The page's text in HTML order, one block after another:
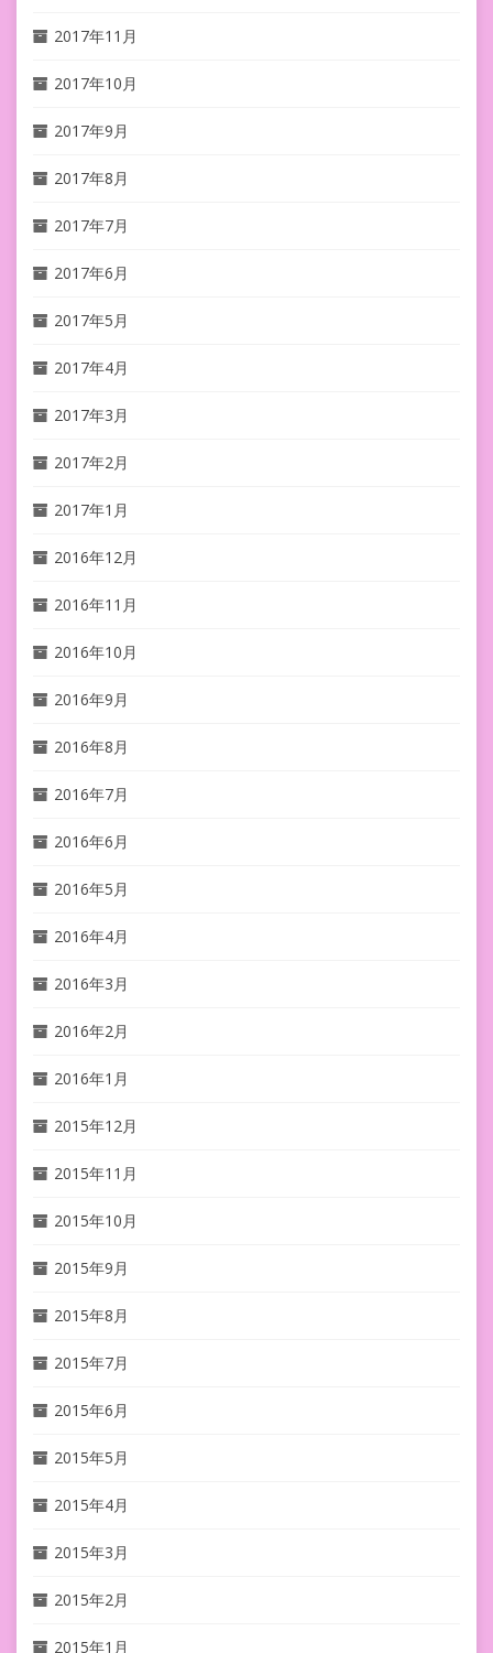
2017年11月
2017年10月
2017年9月
2017年8月
2017年7月
2017年6月
2017年5月
2017年4月
2017年3月
2017年2月
2017年1月
2016年12月
2016年11月
2016年10月
2016年9月
2016年8月
2016年7月
2016年6月
2016年5月
2016年4月
2016年3月
2016年2月
2016年1月
2015年12月
2015年11月
2015年10月
2015年9月
2015年8月
2015年7月
2015年6月
2015年5月
2015年4月
2015年3月
2015年2月
2015年1月